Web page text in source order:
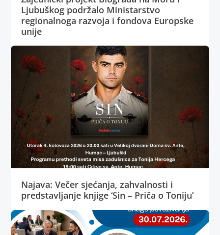
Ljubuškog podržalo Ministarstvo
regionalnoga razvoja i fondova Europske
unije
Najava: Večer sjećanja, zahvalnosti i
predstavljanje knjige ‘Sin – Priča o Toniju’